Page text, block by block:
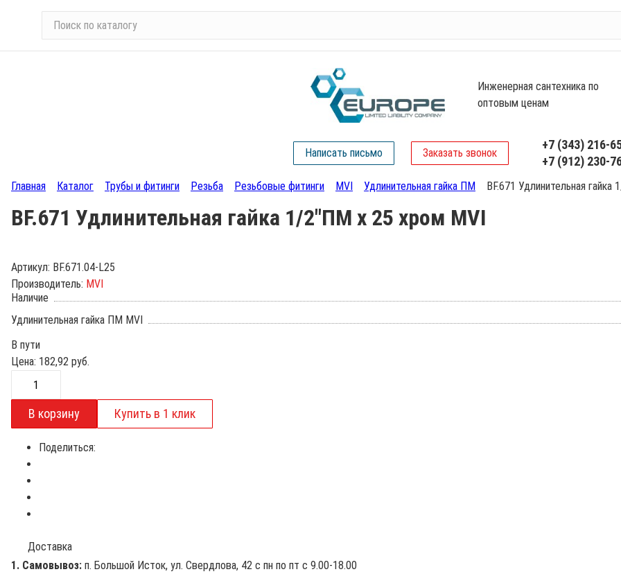
и
а
о
Инженерная сантехника по
оптовым ценам
Написать письмо Заказать звонок
+7 (343) 216-
+7 (912) 230-
Главная Каталог Трубы и фитинги Резьба Резьбовые фитинги MVI Удлинительная гайка ПМ BF.671 Удлинительная
BF.671 Удлинительная гайка 1/2"ПМ х 25 хром MVI
Артикул: BF.671.04-L25
Производитель: MVI
Наличие
Удлинительная гайка ПМ MVI
В пути
Цена: 182,92 руб.
Поделиться:
Доставка
1. Самовывоз: п. Большой Исток, ул. Свердлова, 42 с пн по пт с 9.00-18.00